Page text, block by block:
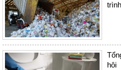
trình
hôi